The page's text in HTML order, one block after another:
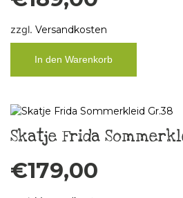
zzgl. Versandkosten
In den Warenkorb
Skatje Frida
€179,00